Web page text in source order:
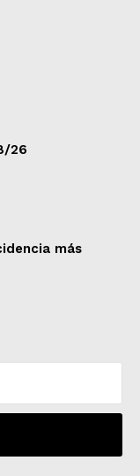
26
más